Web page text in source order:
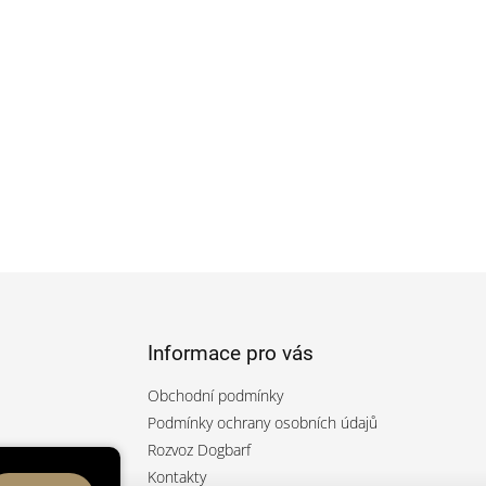
Informace pro vás
Obchodní podmínky
Podmínky ochrany osobních údajů
Rozvoz Dogbarf
Kontakty